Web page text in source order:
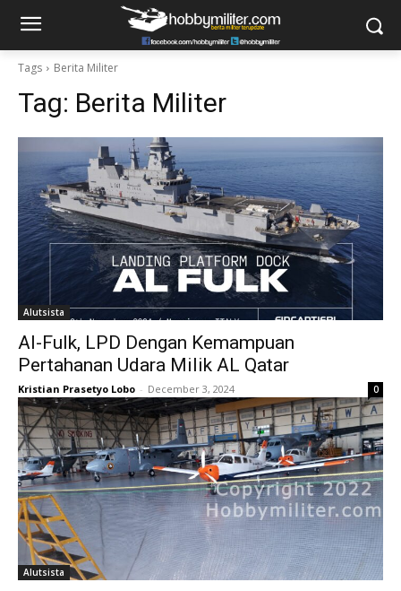
Tags Berita Militer
Tag: Berita Militer
Alutsista
Al-Fulk, LPD Dengan Kemampuan
Pertahanan Udara Milik AL Qatar
Kristian Prasetyo Lobo - December 3, 2024 0
Alutsista